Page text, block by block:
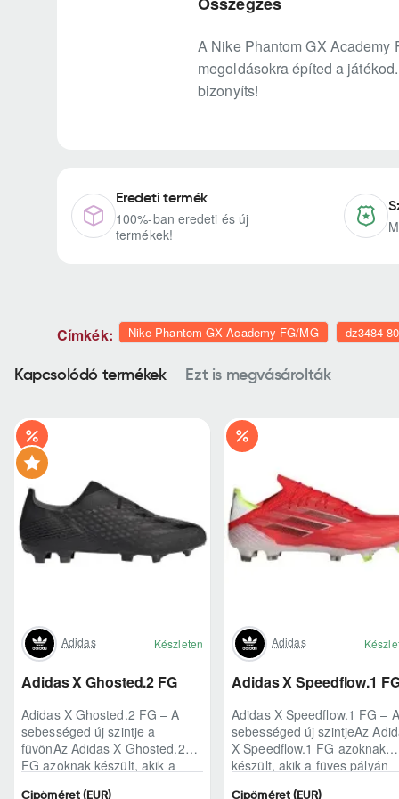
A Nike Phantom GX Academy
megoldásokra építed a
bizonyíts!
Eredeti termék
100%-ban eredeti és új
termékek!
Címkék: Nike Phantom GX Academy FG/MG dz3484-
Kapcsolódó termékek Ezt is megvásárolták
Adidas Készleten
Adidas X Ghosted.2 FG
Adidas X Ghosted.2 FG – A
sebességed új szintje a
füvönAz Adidas X Ghosted.2
FG azoknak készült, akik a
Cipőméret (EUR)
Adidas
Adidas X Speedflow.1
Adidas X Speedflow.1 FG – A
sebességed új szintjeAz
X Speedflow.1 FG azoknak
készült, akik a füves pályán
Cipőméret (EUR)